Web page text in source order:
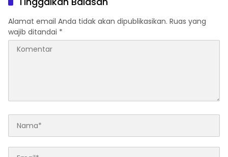
Alamat email Anda tidak akan dipublikasikan. Ruas yang
wajib ditandai *